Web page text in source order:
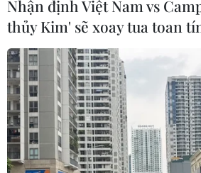
Nhận định Việt Nam vs
thủy Kim' sẽ xoay tua toan